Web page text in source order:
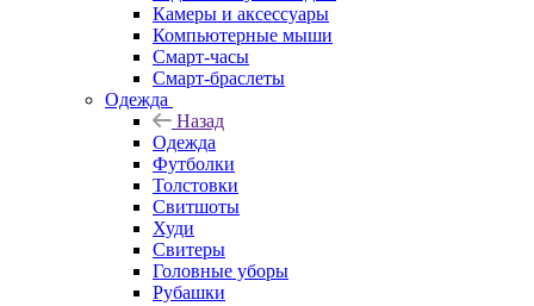
Камеры и аксессуары
Компьютерные мыши
Смарт-часы
Смарт-браслеты
Одежда
Назад
Одежда
Футболки
Толстовки
Свитшоты
Худи
Свитеры
Головные уборы
Рубашки